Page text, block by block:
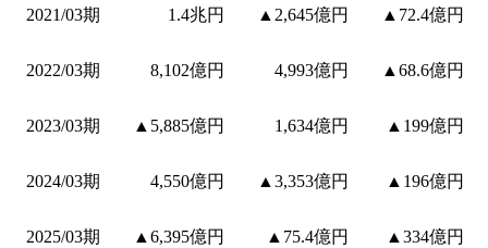
2021/03期 1.4兆円 ▲2,645億円 ▲72.4億円
2022/03期 8,102億円 4,993億円 ▲68.6億円
2023/03期 ▲5,885億円 1,634億円 ▲199億円
2024/03期 4,550億円 ▲3,353億円 ▲196億円
2025/03期 ▲6,395億円 ▲75.4億円 ▲334億円